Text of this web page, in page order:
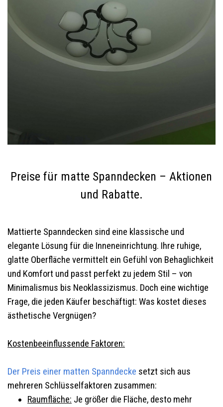
Preise für matte Spanndecken – Aktionen
und Rabatte.
Mattierte Spanndecken sind eine klassische und
elegante Lösung für die Inneneinrichtung. Ihre ruhige,
glatte Oberfläche vermittelt ein Gefühl von Behaglichkeit
und Komfort und passt perfekt zu jedem Stil – von
Minimalismus bis Neoklassizismus. Doch eine wichtige
Frage, die jeden Käufer beschäftigt: Was kostet dieses
ästhetische Vergnügen?
Kostenbeeinflussende Faktoren:
Der Preis einer matten Spanndecke setzt sich aus
mehreren Schlüsselfaktoren zusammen:
Raumfläche: Je größer die Fläche, desto mehr